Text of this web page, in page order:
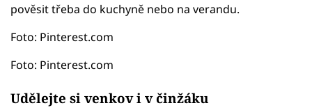
pověsit třeba do kuchyně nebo na verandu.
Foto: Pinterest.com
Foto: Pinterest.com
Udělejte si venkov i v činžáku